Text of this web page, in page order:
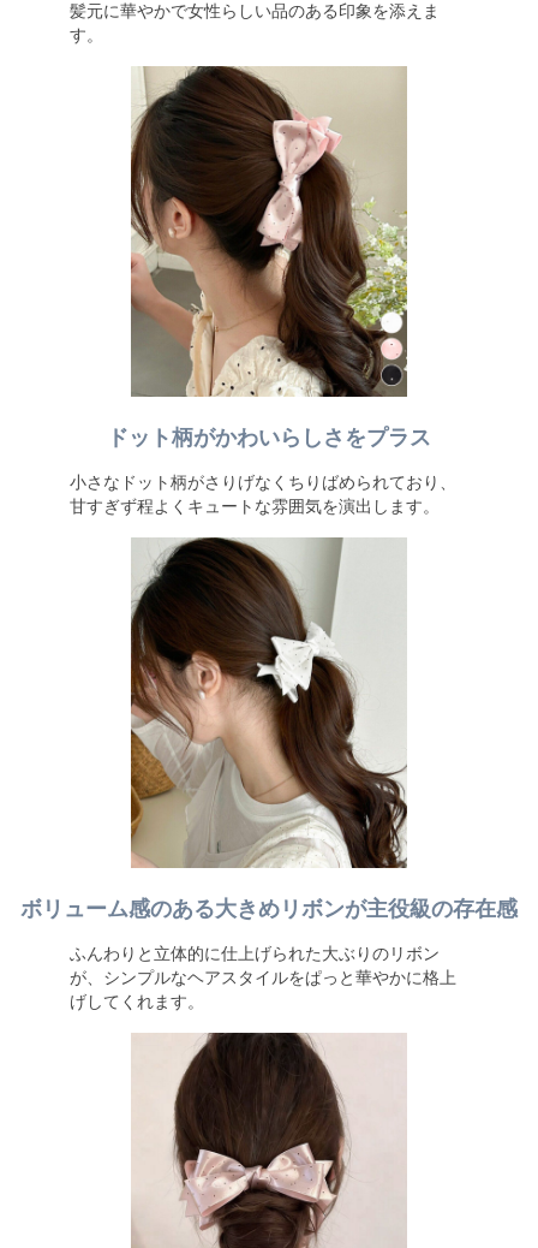
髪元に華やかで女性らしい品のある印象を添えま
す。
ドット柄がかわいらしさをプラス
小さなドット柄がさりげなくちりばめられており、
甘すぎず程よくキュートな雰囲気を演出します。
ボリューム感のある大きめリボンが主役級の存在感
ふんわりと立体的に仕上げられた大ぶりのリボン
が、シンプルなヘアスタイルをぱっと華やかに格上
げしてくれます。